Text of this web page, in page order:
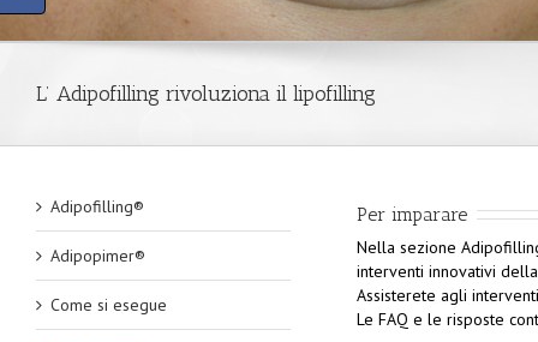
L’ Adipofilling rivoluziona il lipofilling
Per imparare
Nella sezione
interventi innovativi
Assisterete agli
Le FAQ e le risposte
Adipofilling®
Adipopimer®
Come si esegue